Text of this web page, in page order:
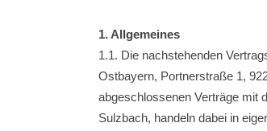
1. Allgemeines
1.1. Die nachstehenden
Ostbayern, Portnerstraße 1,
abgeschlossenen Verträge mit
Sulzbach, handeln dabei in